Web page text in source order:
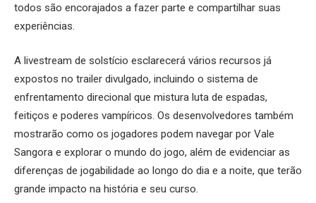
todos são encorajados a fazer parte e compartilhar suas
experiências.
A livestream de solstício esclarecerá vários recursos já
expostos no trailer divulgado, incluindo o sistema de
enfrentamento direcional que mistura luta de espadas,
feitiços e poderes vampíricos. Os desenvolvedores também
mostrarão como os jogadores podem navegar por Vale
Sangora e explorar o mundo do jogo, além de evidenciar as
diferenças de jogabilidade ao longo do dia e a noite, que terão
grande impacto na história e seu curso.